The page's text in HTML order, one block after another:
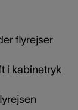
flyrejser
i kabinetryk